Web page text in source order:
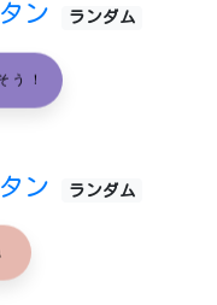
ン ランダム
う！
ン ランダム